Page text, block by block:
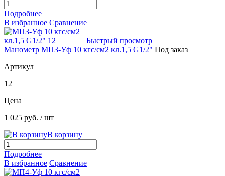
Подробнее
В избранное Сравнение
Быстрый просмотр
Манометр МП3-Уф 10 кгс/см2 кл.1,5 G1/2" Под заказ
Артикул
12
Цена
1 025 руб. / шт
В корзину
Подробнее
В избранное Сравнение